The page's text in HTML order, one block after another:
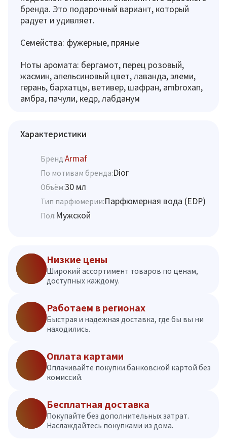
бренда. Это подарочный вариант, который
радует и удивляет.
Семейства: фужерные, пряные
Ноты аромата: бергамот, перец розовый,
жасмин, апельсиновый цвет, лаванда, элеми,
герань, бархатцы, ветивер, шафран, ambroxan,
амбра, пачули, кедр, лабданум
Характеристики
Бренд:Armaf
По мотивам бренда:Dior
Объём:30 мл
Тип парфюмерии:Парфюмерная вода (EDP)
Пол:Мужской
Низкие цены
Широкий ассортимент товаров по ценам,
доступных каждому.
Работаем в регионах
Быстрая и надежная доставка, где бы вы ни
находились.
Оплата картами
Оплачивайте покупки банковской картой без
комиссий.
Бесплатная доставка
Покупайте без дополнительных затрат.
Наслаждайтесь покупками из дома.